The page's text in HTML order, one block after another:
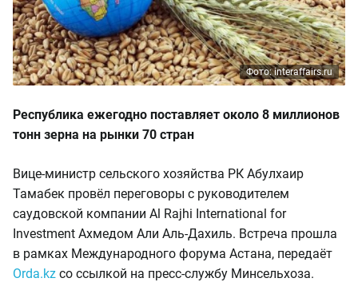
Фото: interaffairs.ru
Республика ежегодно поставляет около 8 миллионов
тонн зерна на рынки 70 стран
Вице-министр сельского хозяйства РК Абулхаир
Тамабек провёл переговоры с руководителем
саудовской компании Al Rajhi International for
Investment Ахмедом Али Аль-Дахиль. Встреча прошла
в рамках Международного форума Астана, передаёт
Orda.kz со ссылкой на пресс-службу Минсельхоза.